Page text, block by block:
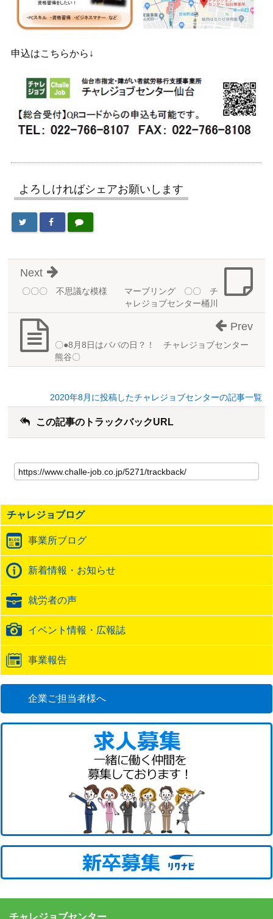
申込はこちらから↓
よろしければシェアお願いします
〇〇〇 不思議な模様 マーブリング 〇〇 チ
ャレジョブセンター桶川
Next
〇●8月8日はババの日？！ チャレジョブセンター
熊谷〇
Prev
2020年8月に投稿したチャレジョブセンターの記事一覧
この記事のトラックバックURL
の
記
の
ト
ッ
ク
バ
ッ
URL
チャレジョブログ
事業所ブログ
新着情報・お知らせ
就労者の声
イベント情報・広報誌
事業報告
企業ご担当者様へ
チャレジョブセンター